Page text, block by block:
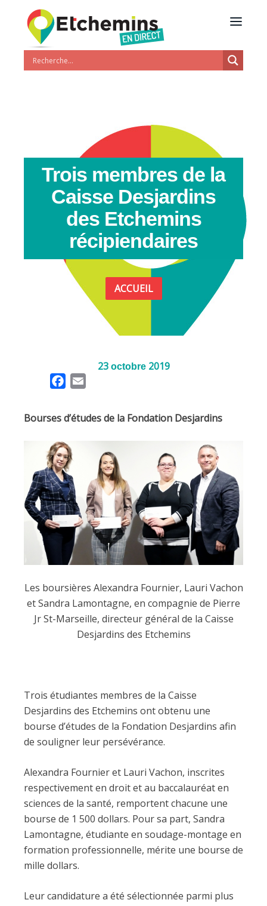
Trois membres de la
Caisse Desjardins
des Etchemins
récipiendaires
ACCUEIL
23 octobre 2019
e
o
o
k
i
Bourses d’études de la Fondation Desjardins
Les boursières Alexandra Fournier, Lauri Vachon
et Sandra Lamontagne, en compagnie de Pierre
Jr St-Marseille, directeur général de la Caisse
Desjardins des Etchemins
Trois étudiantes membres de la Caisse
Desjardins des Etchemins ont obtenu une
bourse d’études de la Fondation Desjardins afin
de souligner leur persévérance.
Alexandra Fournier et Lauri Vachon, inscrites
respectivement en droit et au baccalauréat en
sciences de la santé, remportent chacune une
bourse de 1 500 dollars. Pour sa part, Sandra
Lamontagne, étudiante en soudage-montage en
formation professionnelle, mérite une bourse de
mille dollars.
Leur candidature a été sélectionnée parmi plus